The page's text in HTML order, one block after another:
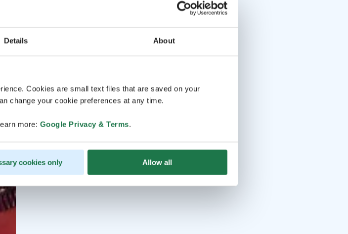
Details About
Cookies are small text files that are saved on your
change your cookie preferences at any time.
more: Google Privacy & Terms.
cookies only Allow all